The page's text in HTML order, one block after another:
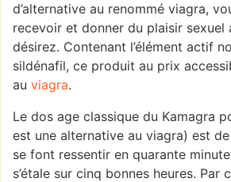
d’alternative au renommé viagra,
recevoir et donner du plaisir sexuel
désirez. Contenant l’élément actif
sildénafil, ce produit au prix
au viagra.
Le dos age classique du Kamagra
est une alternative au viagra) est
se font ressentir en quarante
s’étale sur cinq bonnes heures. Par